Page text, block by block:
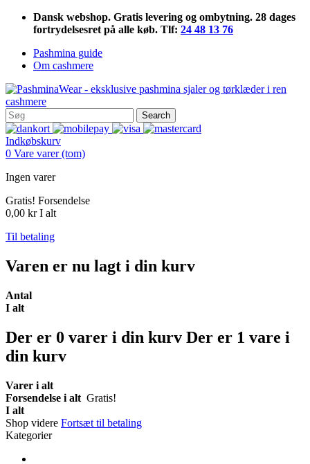
Dansk webshop. Gratis levering og ombytning. 28 dages
fortrydelsesret på alle køb. Tlf: 24 48 13 76
Pashmina guide
Om cashmere
Search
Indkøbskurv
0 Vare varer (tom)
Ingen varer
Gratis! Forsendelse
0,00 kr I alt
Til betaling
Varen er nu lagt i din kurv
Antal
I alt
Der er 0 varer i din kurv Der er 1 vare i
din kurv
Varer i alt
Forsendelse i alt Gratis!
I alt
Shop videre Fortsæt til betaling
Kategorier